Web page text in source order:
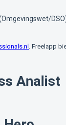
. Freelapp
Analist